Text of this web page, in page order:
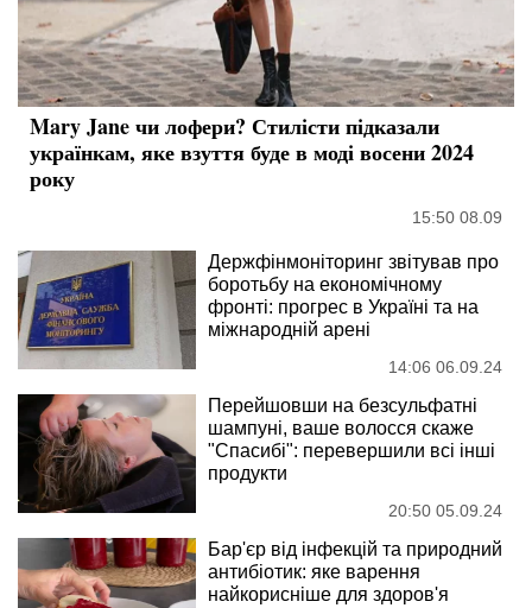
Mary Jane чи лофери? Стилісти підказали
українкам, яке взуття буде в моді восени 2024
року
15:50 08.09
Держфінмоніторинг звітував про
боротьбу на економічному
фронті: прогрес в Україні та на
міжнародній арені
14:06 06.09.24
Перейшовши на безсульфатні
шампуні, ваше волосся скаже
"Спасибі": перевершили всі інші
продукти
20:50 05.09.24
Бар'єр від інфекцій та природний
антибіотик: яке варення
найкорисніше для здоров'я